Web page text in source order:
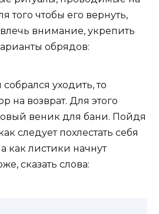
того чтобы его вернуть,
внимание, укрепить
обрядов:
уходить, то
на возврат. Для этого
веник для бани. Пойдя
следует похлестать себя
как листики начнут
сказать слова: